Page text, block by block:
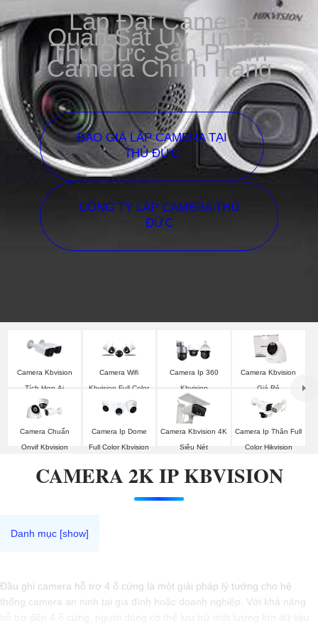
Lắp Đặt Camera
Quan Sát Uy Tín Tại
Thủ Đức Sản Phẩm
Camera Chính Hãng
BÁO GIÁ LẮP CAMERA TẠI
THỦ ĐỨC
CÔNG TY LẮP CAMERA THỦ
ĐỨC
Camera Kbvision
Tích Hợp Ai
Camera Wifi
Kbvision Full Color
Camera Ip 360
Kbvision
Camera Kbvision
Giá Rẻ
Camera Chuẩn
Onvif Kbvision
Camera Ip Dome
Full Color Kbvision
Camera Kbvision 4K
Siêu Nét
Camera Ip Thân Full
Color Hikvision
CAMERA 2K IP KBVISION
Đầu ghi camera hỗ trợ 4 ổ cứng là một giải pháp lý tưởng cho hệ
thống camera an ninh tại gia đình hoặc doanh nghiệp. Với khả năng